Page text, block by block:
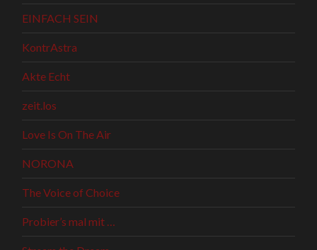
EINFACH SEIN
KontrAstra
Akte Echt
zeit.los
Love Is On The Air
NORONA
The Voice of Choice
Probier’s mal mit …